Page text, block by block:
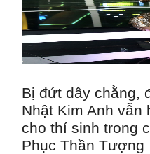
Bị đứt dây chằng,
Nhật Kim Anh vẫn
cho thí sinh trong
Phục Thần Tượng